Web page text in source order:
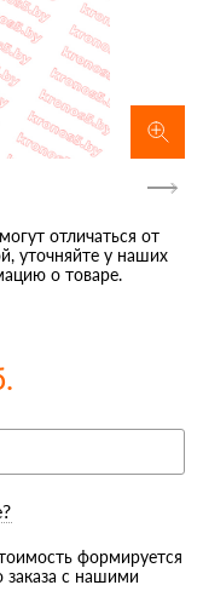
отличаться от
уточняйте у наших
о товаре.
формируется
заказа с нашими